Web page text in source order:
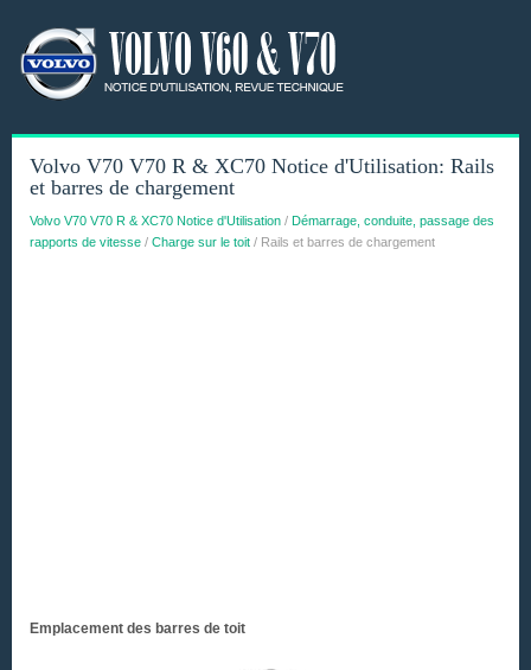
Volvo V70 V70 R & XC70 Notice d'Utilisation: Rails
et barres de chargement
Volvo V70 V70 R & XC70 Notice d'Utilisation / Démarrage, conduite, passage des
rapports de vitesse / Charge sur le toit / Rails et barres de chargement
Emplacement des barres de toit